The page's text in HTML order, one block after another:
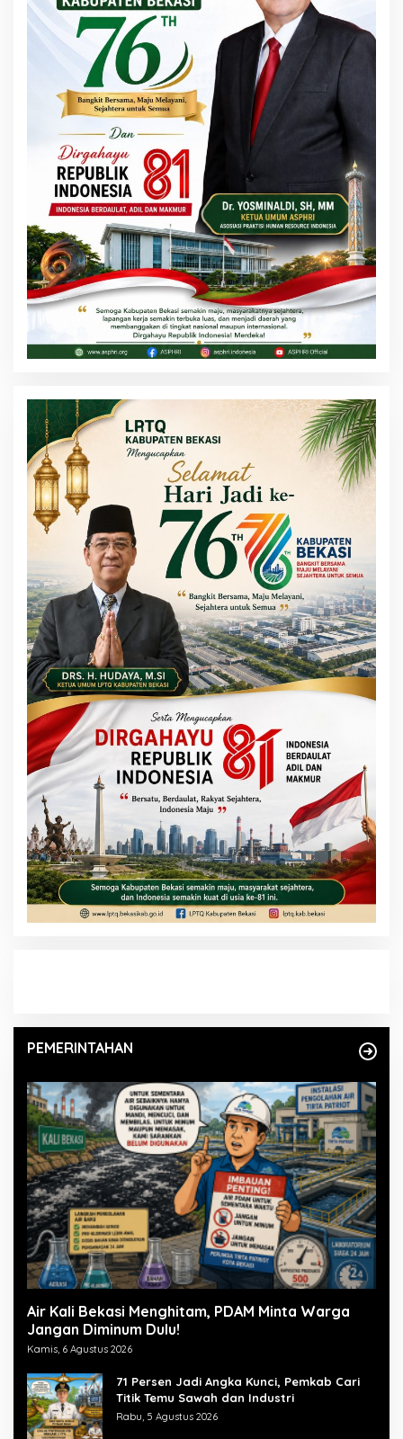
PEMERINTAHAN
Air Kali Bekasi Menghitam, PDAM Minta Warga
Jangan Diminum Dulu!
Kamis, 6 Agustus 2026
71 Persen Jadi Angka Kunci, Pemkab Cari
Titik Temu Sawah dan Industri
Rabu, 5 Agustus 2026